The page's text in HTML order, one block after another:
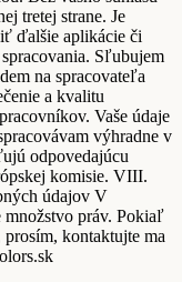
tretej strane. Je
ďalšie aplikácie či
Sľubujem
na spracovateľa
a kvalitu
Vaše údaje
výhradne v
odpovedajúcu
komisie. VIII.
údajov V
množstvo práv. Pokiaľ
kontaktujte ma